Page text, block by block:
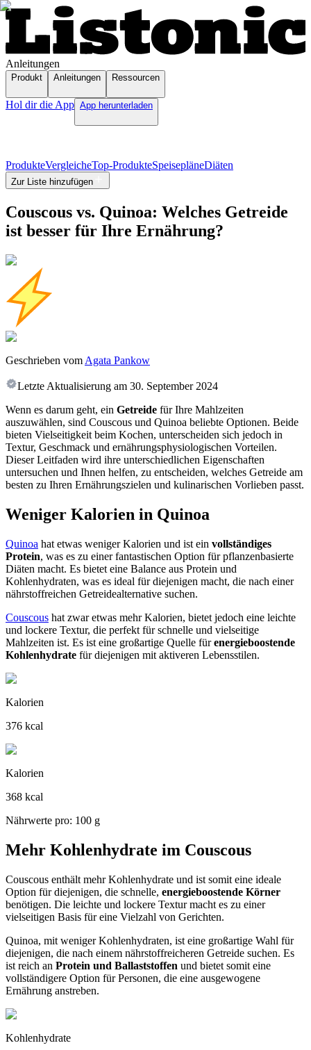
Anleitungen
Produkt Anleitungen Ressourcen
Hol dir die App App herunterladen
ProdukteVergleicheTop-ProdukteSpeisepläneDiäten
Zur Liste hinzufügen
Couscous vs. Quinoa: Welches Getreide
ist besser für Ihre Ernährung?
Geschrieben vom Agata Pankow
Letzte Aktualisierung am 30. September 2024
Wenn es darum geht, ein Getreide für Ihre Mahlzeiten
auszuwählen, sind Couscous und Quinoa beliebte Optionen. Beide
bieten Vielseitigkeit beim Kochen, unterscheiden sich jedoch in
Textur, Geschmack und ernährungsphysiologischen Vorteilen.
Dieser Leitfaden wird ihre unterschiedlichen Eigenschaften
untersuchen und Ihnen helfen, zu entscheiden, welches Getreide am
besten zu Ihren Ernährungszielen und kulinarischen Vorlieben passt.
Weniger Kalorien in Quinoa
Quinoa hat etwas weniger Kalorien und ist ein vollständiges
Protein, was es zu einer fantastischen Option für pflanzenbasierte
Diäten macht. Es bietet eine Balance aus Protein und
Kohlenhydraten, was es ideal für diejenigen macht, die nach einer
nährstoffreichen Getreidealternative suchen.
Couscous hat zwar etwas mehr Kalorien, bietet jedoch eine leichte
und lockere Textur, die perfekt für schnelle und vielseitige
Mahlzeiten ist. Es ist eine großartige Quelle fürenergieboostende
Kohlenhydrate für diejenigen mit aktiveren Lebensstilen.
Kalorien
376 kcal
Kalorien
368 kcal
Nährwerte pro: 100 g
Mehr Kohlenhydrate im Couscous
Couscous enthält mehr Kohlenhydrate und ist somit eine ideale
Option für diejenigen, die schnelle, energieboostende Körner
benötigen. Die leichte und lockere Textur macht es zu einer
vielseitigen Basis für eine Vielzahl von Gerichten.
Quinoa, mit weniger Kohlenhydraten, ist eine großartige Wahl für
diejenigen, die nach einem nährstoffreicheren Getreide suchen. Es
ist reich an Protein und Ballaststoffen und bietet somit eine
vollständigere Option für Personen, die eine ausgewogene
Ernährung anstreben.
Kohlenhydrate